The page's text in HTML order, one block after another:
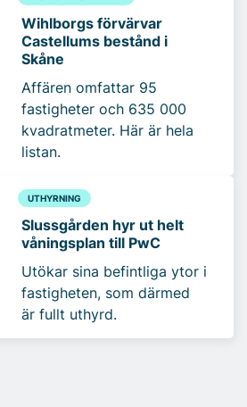
Wihlborgs förvärvar
Castellums bestånd i
Skåne
Affären omfattar 95
fastigheter och 635 000
kvadratmeter. Här är hela
listan.
UTHYRNING
Slussgården hyr ut helt
våningsplan till PwC
Utökar sina befintliga ytor i
fastigheten, som därmed
är fullt uthyrd.